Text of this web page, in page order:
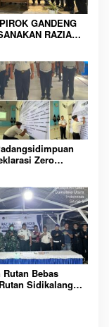
GANDENG
RAZIA
YANG
Zero
Bebas
Sidikalang